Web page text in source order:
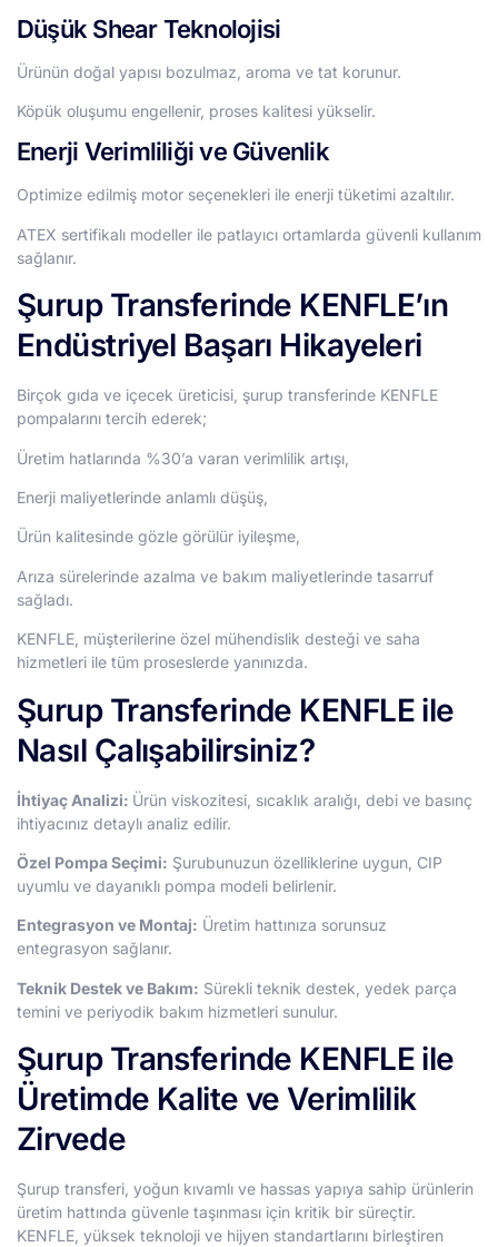
Düşük Shear Teknolojisi
Ürünün doğal yapısı bozulmaz, aroma ve tat korunur.
Köpük oluşumu engellenir, proses kalitesi yükselir.
Enerji Verimliliği ve Güvenlik
Optimize edilmiş motor seçenekleri ile enerji tüketimi azaltılır.
ATEX sertifikalı modeller ile patlayıcı ortamlarda güvenli kullanım
sağlanır.
Şurup Transferinde KENFLE’ın
Endüstriyel Başarı Hikayeleri
Birçok gıda ve içecek üreticisi, şurup transferinde KENFLE
pompalarını tercih ederek;
Üretim hatlarında %30’a varan verimlilik artışı,
Enerji maliyetlerinde anlamlı düşüş,
Ürün kalitesinde gözle görülür iyileşme,
Arıza sürelerinde azalma ve bakım maliyetlerinde tasarruf
sağladı.
KENFLE, müşterilerine özel mühendislik desteği ve saha
hizmetleri ile tüm proseslerde yanınızda.
Şurup Transferinde KENFLE ile
Nasıl Çalışabilirsiniz?
İhtiyaç Analizi: Ürün viskozitesi, sıcaklık aralığı, debi ve basınç
ihtiyacınız detaylı analiz edilir.
Özel Pompa Seçimi: Şurubunuzun özelliklerine uygun, CIP
uyumlu ve dayanıklı pompa modeli belirlenir.
Entegrasyon ve Montaj: Üretim hattınıza sorunsuz
entegrasyon sağlanır.
Teknik Destek ve Bakım: Sürekli teknik destek, yedek parça
temini ve periyodik bakım hizmetleri sunulur.
Şurup Transferinde KENFLE ile
Üretimde Kalite ve Verimlilik
Zirvede
Şurup transferi, yoğun kıvamlı ve hassas yapıya sahip ürünlerin
üretim hattında güvenle taşınması için kritik bir süreçtir.
KENFLE, yüksek teknoloji ve hijyen standartlarını birleştiren